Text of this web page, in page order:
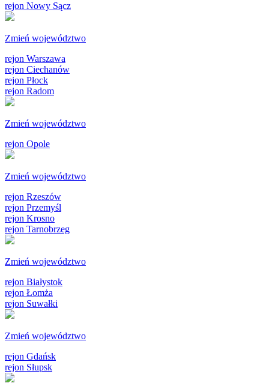
rejon Nowy Sącz
Zmień województwo
rejon Warszawa
rejon Ciechanów
rejon Płock
rejon Radom
Zmień województwo
rejon Opole
Zmień województwo
rejon Rzeszów
rejon Przemyśl
rejon Krosno
rejon Tarnobrzeg
Zmień województwo
rejon Białystok
rejon Łomża
rejon Suwałki
Zmień województwo
rejon Gdańsk
rejon Słupsk